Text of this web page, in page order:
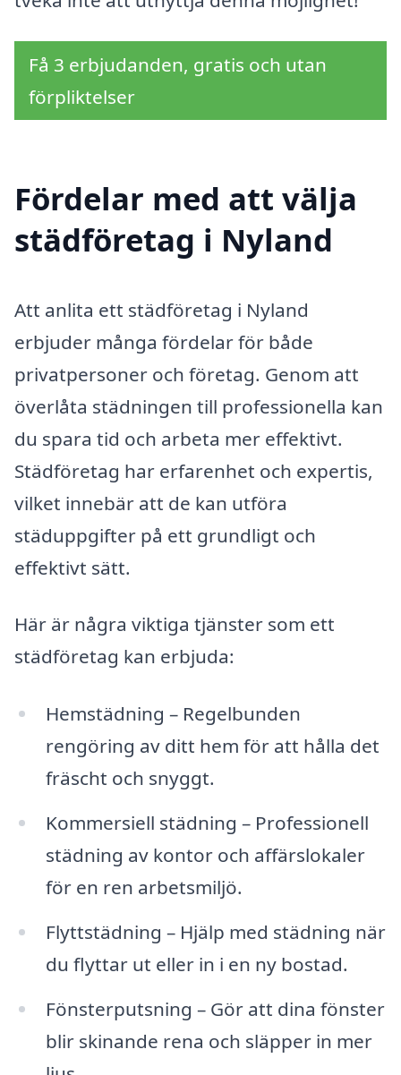
Få 3 erbjudanden, gratis och utan
förpliktelser
Fördelar med att välja
städföretag i Nyland
Att anlita ett städföretag i Nyland
erbjuder många fördelar för både
privatpersoner och företag. Genom att
överlåta städningen till professionella kan
du spara tid och arbeta mer effektivt.
Städföretag har erfarenhet och expertis,
vilket innebär att de kan utföra
städuppgifter på ett grundligt och
effektivt sätt.
Här är några viktiga tjänster som ett
städföretag kan erbjuda:
Hemstädning – Regelbunden
rengöring av ditt hem för att hålla det
fräscht och snyggt.
Kommersiell städning – Professionell
städning av kontor och affärslokaler
för en ren arbetsmiljö.
Flyttstädning – Hjälp med städning när
du flyttar ut eller in i en ny bostad.
Fönsterputsning – Gör att dina fönster
blir skinande rena och släpper in mer